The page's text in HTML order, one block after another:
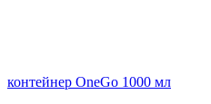
контейнер OneGo 1000 мл